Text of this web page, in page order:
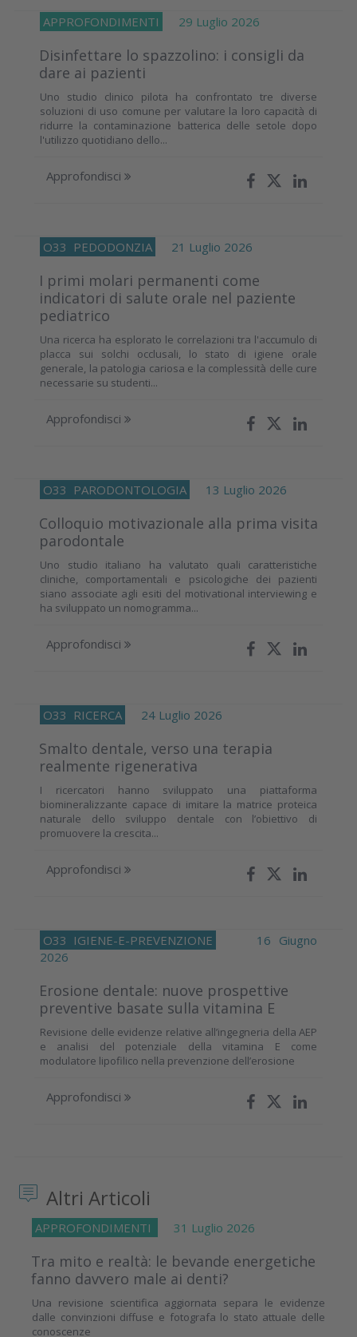
APPROFONDIMENTI 29 Luglio 2026
Disinfettare lo spazzolino: i consigli da
dare ai pazienti
Uno studio clinico pilota ha confrontato tre diverse
soluzioni di uso comune per valutare la loro capacità di
ridurre la contaminazione batterica delle setole dopo
l'utilizzo quotidiano dello...
Approfondisci
O33 PEDODONZIA 21 Luglio 2026
I primi molari permanenti come
indicatori di salute orale nel paziente
pediatrico
Una ricerca ha esplorato le correlazioni tra l'accumulo di
placca sui solchi occlusali, lo stato di igiene orale
generale, la patologia cariosa e la complessità delle cure
necessarie su studenti...
Approfondisci
O33 PARODONTOLOGIA 13 Luglio 2026
Colloquio motivazionale alla prima visita
parodontale
Uno studio italiano ha valutato quali caratteristiche
cliniche, comportamentali e psicologiche dei pazienti
siano associate agli esiti del motivational interviewing e
ha sviluppato un nomogramma...
Approfondisci
O33 RICERCA 24 Luglio 2026
Smalto dentale, verso una terapia
realmente rigenerativa
I ricercatori hanno sviluppato una piattaforma
biomineralizzante capace di imitare la matrice proteica
naturale dello sviluppo dentale con l’obiettivo di
promuovere la crescita...
Approfondisci
O33 IGIENE-E-PREVENZIONE
16 Giugno
2026
Erosione dentale: nuove prospettive
preventive basate sulla vitamina E
Revisione delle evidenze relative all’ingegneria della AEP
e analisi del potenziale della vitamina E come
modulatore lipofilico nella prevenzione dell’erosione
Approfondisci
Altri Articoli
APPROFONDIMENTI 31 Luglio 2026
Tra mito e realtà: le bevande energetiche
fanno davvero male ai denti?
Una revisione scientifica aggiornata separa le evidenze
dalle convinzioni diffuse e fotografa lo stato attuale delle
conoscenze